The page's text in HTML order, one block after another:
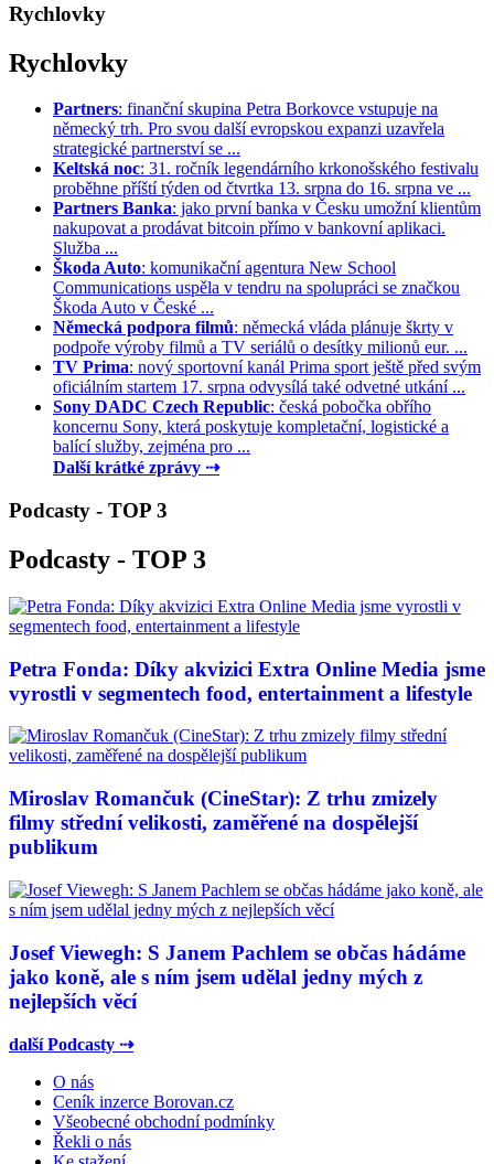
Rychlovky
Rychlovky
Partners: finanční skupina Petra Borkovce vstupuje na
německý trh. Pro svou další evropskou expanzi uzavřela
strategické partnerství se ...
Keltská noc: 31. ročník legendárního krkonošského festivalu
proběhne příští týden od čtvrtka 13. srpna do 16. srpna ve ...
Partners Banka: jako první banka v Česku umožní klientům
nakupovat a prodávat bitcoin přímo v bankovní aplikaci.
Služba ...
Škoda Auto: komunikační agentura New School
Communications uspěla v tendru na spolupráci se značkou
Škoda Auto v České ...
Německá podpora filmů: německá vláda plánuje škrty v
podpoře výroby filmů a TV seriálů o desítky milionů eur. ...
TV Prima: nový sportovní kanál Prima sport ještě před svým
oficiálním startem 17. srpna odvysílá také odvetné utkání ...
Sony DADC Czech Republic: česká pobočka obřího
koncernu Sony, která poskytuje kompletační, logistické a
balící služby, zejména pro ...
Další krátké zprávy ⇢
Podcasty - TOP 3
Podcasty - TOP 3
Petra Fonda: Díky akvizici Extra Online Media jsme
vyrostli v segmentech food, entertainment a lifestyle
Miroslav Romančuk (CineStar): Z trhu zmizely
filmy střední velikosti, zaměřené na dospělejší
publikum
Josef Viewegh: S Janem Pachlem se občas hádáme
jako koně, ale s ním jsem udělal jedny mých z
nejlepších věcí
další Podcasty ⇢
O nás
Ceník inzerce Borovan.cz
Všeobecné obchodní podmínky
Řekli o nás